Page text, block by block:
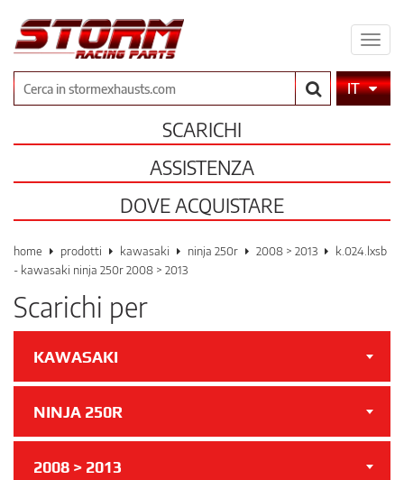
il
CercaIT
SCARICHI
ASSISTENZA
DOVE ACQUISTARE
home prodotti kawasaki ninja 250r 2008 > 2013
k.024.lxsb
- kawasaki ninja 250r 2008 > 2013
Scarichi per
KAWASAKI
NINJA 250R
2008 > 2013